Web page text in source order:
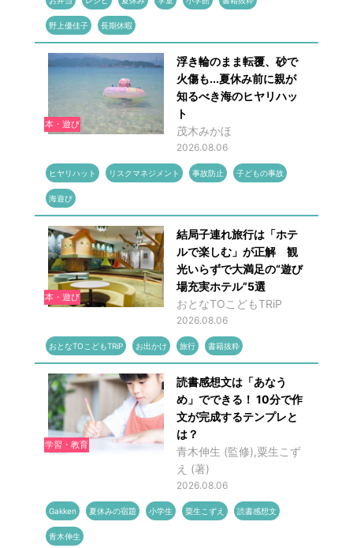
野上優佳子 長期休暇
本・遊び
浮き輪のまま転覆、砂で
火傷も...夏休み前に親が
知るべき海のヒヤリハッ
ト
茂木みかほ
2026.08.06
ヒヤリハット リスクマネジメント 事故防止 子どもの事故
海遊び
本・遊び
結局子連れ旅行は「ホテ
ルで楽しむ」が正解 観
光いらずで大満足の“遊び
場充実ホテル”5選
おとなTOこどもTRiP
2026.08.06
おとなTOこどもTRiP お出かけ 旅行 書籍抜粋
学習・教育
読書感想文は「あなう
め」でできる！ 10分で作
文が完成するテンプレと
は？
青木伸生 (監修),粟生こず
え (著)
2026.08.06
Gakken 夏休みの宿題 小学生 粟生こずえ 読書感想文
青木伸生